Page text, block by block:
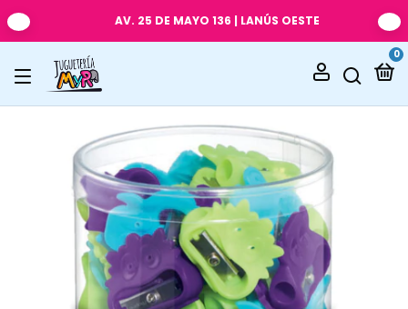
AV. 25 DE MAYO 136 | LANÚS OESTE
0